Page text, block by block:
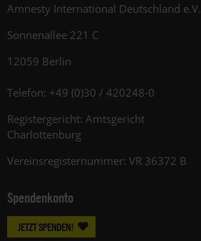
Amnesty International Deutschland e.V.
Sonnenallee 221 C
12059 Berlin
Telefon: +49 (0)30 / 420248-0
Registergericht: Amtsgericht
Charlottenburg
Vereinsregisternummer: VR 36372 B
Spendenkonto
JETZT SPENDEN!